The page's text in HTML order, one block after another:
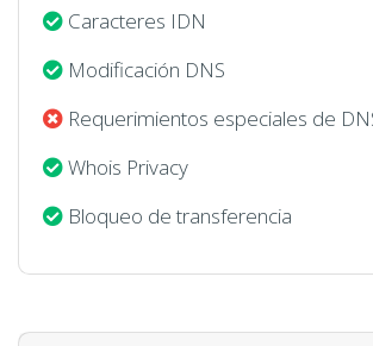
Caracteres IDN
Modificación DNS
Requerimientos especiales de
Whois Privacy
Bloqueo de transferencia